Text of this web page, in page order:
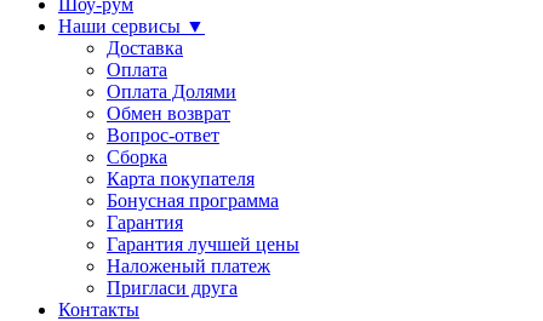
Шоу-рум
Наши сервисы ▼
Доставка
Оплата
Оплата Долями
Обмен возврат
Вопрос-ответ
Сборка
Карта покупателя
Бонусная программа
Гарантия
Гарантия лучшей цены
Наложеный платеж
Пригласи друга
Контакты